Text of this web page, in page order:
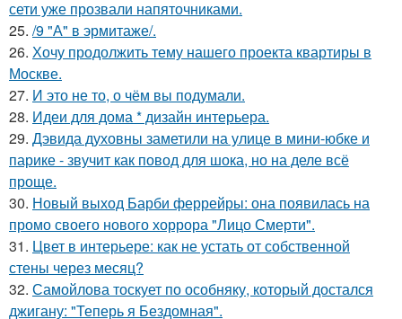
сети уже прозвали напяточниками.
25. /9 "А" в эрмитаже/.
26. Хочу продолжить тему нашего проекта квартиры в
Москве.
27. И это не то, о чём вы подумали.
28. Идеи для дома * дизайн интерьера.
29. Дэвида духовны заметили на улице в мини-юбке и
парике - звучит как повод для шока, но на деле всё
проще.
30. Новый выход Барби феррейры: она появилась на
промо своего нового хоррора "Лицо Смерти".
31. Цвет в интерьере: как не устать от собственной
стены через месяц?
32. Самойлова тоскует по особняку, который достался
джигану: "Теперь я Бездомная".